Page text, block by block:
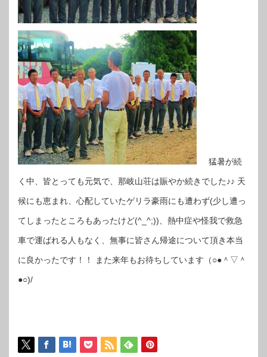
猛暑が続
く中、皆とっても元気で、那岐山荘は賑やか続きでした♪♪ 天
候にも恵まれ、心配していたゲリラ豪雨にも遭わず(少し遭っ
てしまったところもあったけど(^_^;))、熱中症や怪我で救急
車で運ばれる人もなく、無事に皆さん帰途について頂き本当
に良かったです！！ また来年もお待ちしています（○●＾▽＾
●○)/